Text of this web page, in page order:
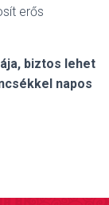
erős
biztos lehet
napos